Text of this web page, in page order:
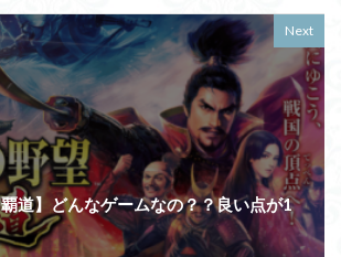
Next
道】どんなゲームなの？？良い点が1